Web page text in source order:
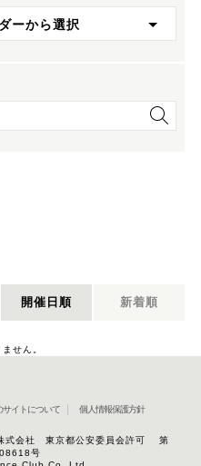
ーから選択
開催日順 新着順
せん。
サイトについて 個人情報保護方針
式会社 東京都公安委員会許可 第
号